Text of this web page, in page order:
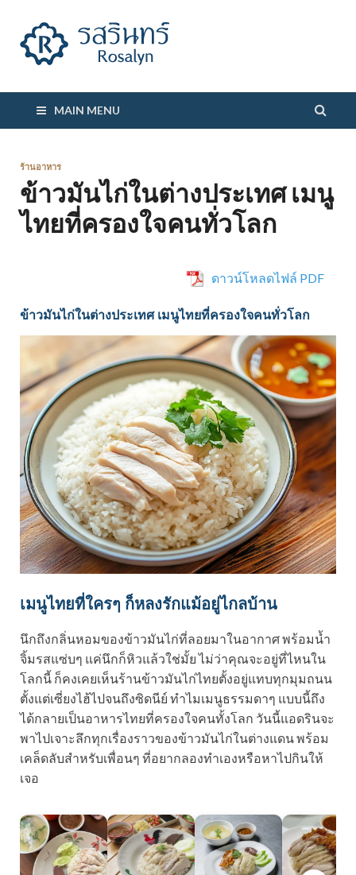
MAIN MENU
ร้านอาหาร
ข้าวมันไก่ในต่างประเทศ เมนู
ไทยที่ครองใจคนทั่วโลก
ดาวน์โหลดไฟล์ PDF
ข้าวมันไก่ในต่างประเทศ เมนูไทยที่ครองใจคนทั่วโลก
เมนูไทยที่ใครๆ ก็หลงรักแม้อยู่ไกลบ้าน
นึกถึงกลิ่นหอมของข้าวมันไก่ที่ลอยมาในอากาศ พร้อมน้ำ
จิ้มรสแซ่บๆ แค่นึกก็หิวแล้วใช่มั้ย ไม่ว่าคุณจะอยู่ที่ไหนใน
โลกนี้ ก็คงเคยเห็นร้านข้าวมันไก่ไทยตั้งอยู่แทบทุกมุมถนน
ตั้งแต่เซี่ยงไฮ้ไปจนถึงซิดนีย์ ทำไมเมนูธรรมดาๆ แบบนี้ถึง
ได้กลายเป็นอาหารไทยที่ครองใจคนทั้งโลก วันนี้แอดรินจะ
พาไปเจาะลึกทุกเรื่องราวของข้าวมันไก่ในต่างแดน พร้อม
เคล็ดลับสำหรับเพื่อนๆ ที่อยากลองทำเองหรือหาไปกินให้
เจอ